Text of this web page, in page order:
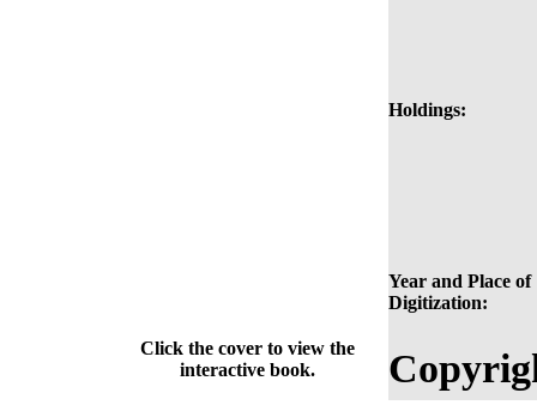
Holdings:
Year and Place of
Digitization:
Click the cover to view the
interactive book.